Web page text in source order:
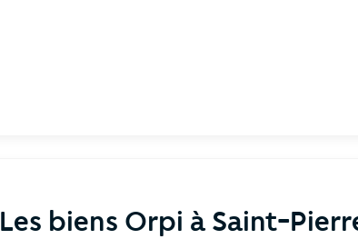
Les biens Orpi à Saint-